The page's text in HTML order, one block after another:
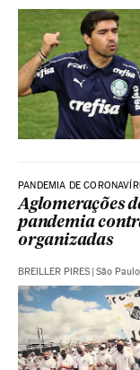
PANDEMIA DE
Aglomerações
pandemia
organizadas
BREILLER PIRES São Paulo